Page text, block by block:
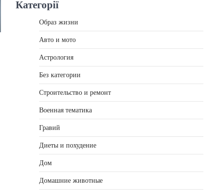
Категорії
Образ жизни
Авто и мото
Астрология
Без категории
Строительство и ремонт
Военная тематика
Гравий
Диеты и похудение
Дом
Домашние животные